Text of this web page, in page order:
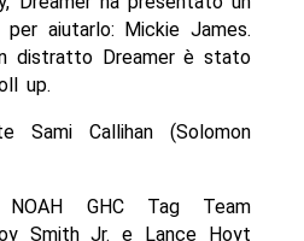
aiutarlo: Mickie James.
distratto Dreamer è stato
up.
Sami Callihan (Solomon
GHC Tag Team
Smith Jr. e Lance Hoyt